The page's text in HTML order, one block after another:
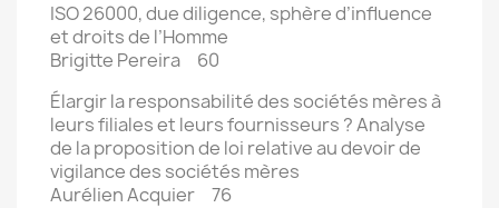
ISO 26000, due diligence, sphère d’influence
et droits de l’Homme
Brigitte Pereira 60
Élargir la responsabilité des sociétés mères à
leurs filiales et leurs fournisseurs ? Analyse
de la proposition de loi relative au devoir de
vigilance des sociétés mères
Aurélien Acquier 76